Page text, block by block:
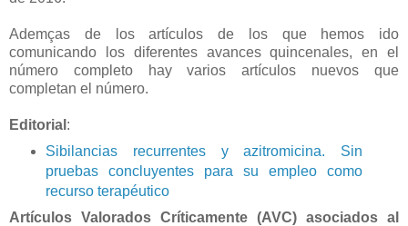
Ademças de los artículos de los que hemos ido
comunicando los diferentes avances quincenales, en el
número completo hay varios artículos nuevos que
completan el número.
Editorial :
Sibilancias recurrentes y azitromicina. Sin
pruebas concluyentes para su empleo como
recurso terapéutico
Artículos Valorados Críticamente (AVC) asociados al